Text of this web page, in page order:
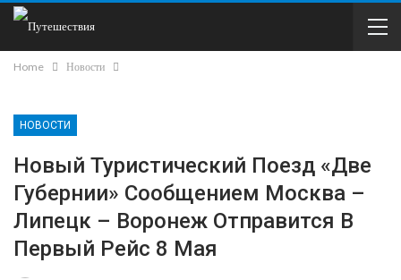
Home Новости
НОВОСТИ
Новый Туристический Поезд «Две
Губернии» Сообщением Москва –
Липецк – Воронеж Отправится В
Первый Рейс 8 Мая